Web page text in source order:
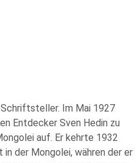
Im Mai 1927
Entdecker Sven Hedin zu
auf. Er kehrte 1932
der Mongolei, währen der er